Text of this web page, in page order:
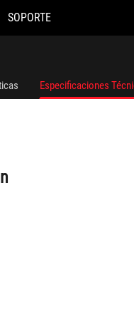
SOPORTE
Especificaciones